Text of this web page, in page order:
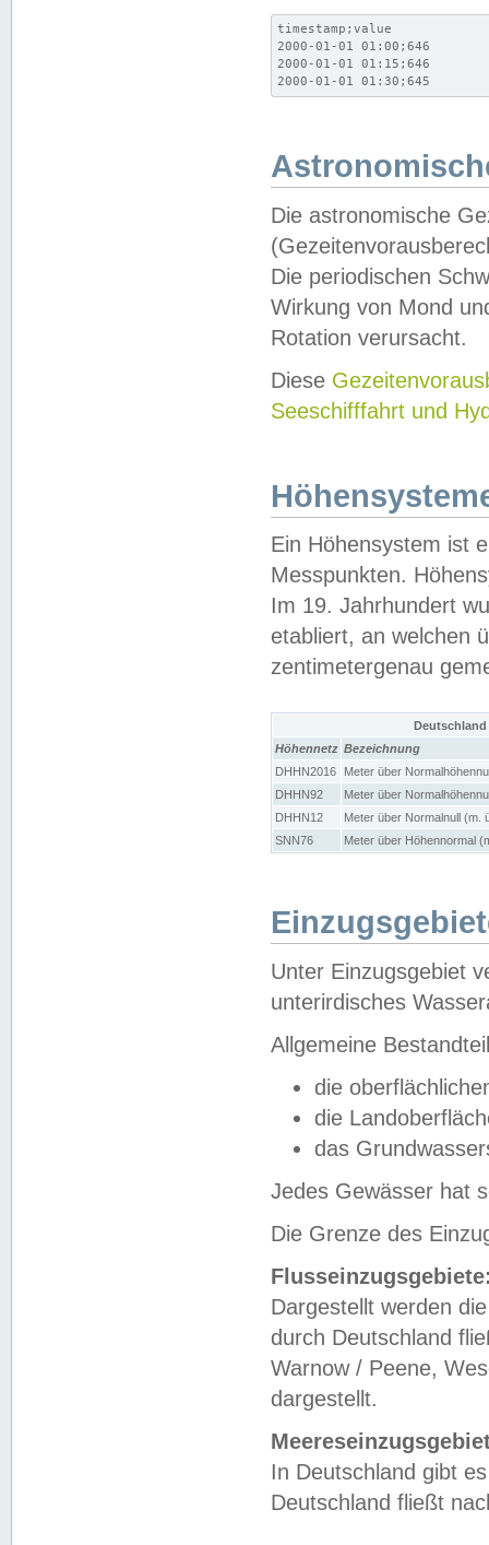
timestamp;value
2000-01-01 01:00;646
2000-01-01 01:15;646
2000-01-01 01:30;645
Die astronomische
Die periodischen
Wirkung von Mond
Rotation verursacht.
Diese
Seeschifffahrt und
Ein Höhensystem ist
Messpunkten.
Im 19. Jahrhundert
etabliert, an welchen
zentimetergenau
Höhennetz Bezeichnung
DHHN2016
Meter über
DHHN92
Meter über
DHHN12
Meter über Normalnull (m.
SNN76
Meter über Höhennormal
Unter Einzugsgebiet
unterirdisches
Allgemeine
die
die
das
Jedes Gewässer hat
Die Grenze des
Dargestellt werden
durch Deutschland
Warnow / Peene,
dargestellt.
In Deutschland gibt
Deutschland fließt